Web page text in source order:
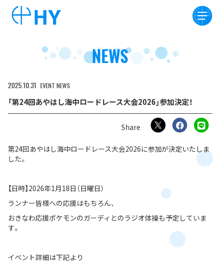
NEWS
20251031 EVENT NEWS
「第24回あやはし海中ロードレース大会2026」参加決定！
第24回あやはし海中ロードレース大会2026に参加が決定いたしま
した。
【日時】2026年1月18日（日曜日）
ランナー皆様への応援はもちろん、
おきなわ応援ポケモンのガーディとのラジオ体操も予定していま
す。
イベント詳細は下記より